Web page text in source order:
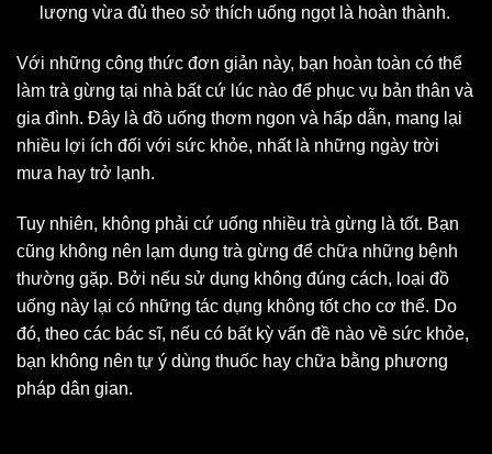
lượng vừa đủ theo sở thích uống ngọt là hoàn thành.
Với những công thức đơn giản này, bạn hoàn toàn có thể
làm trà gừng tại nhà bất cứ lúc nào để phục vụ bản thân và
gia đình. Đây là đồ uống thơm ngon và hấp dẫn, mang lại
nhiều lợi ích đối với sức khỏe, nhất là những ngày trời
mưa hay trở lạnh.
Tuy nhiên, không phải cứ uống nhiều trà gừng là tốt. Bạn
cũng không nên lạm dụng trà gừng để chữa những bệnh
thường gặp. Bởi nếu sử dụng không đúng cách, loại đồ
uống này lại có những tác dụng không tốt cho cơ thể. Do
đó, theo các bác sĩ, nếu có bất kỳ vấn đề nào về sức khỏe,
bạn không nên tự ý dùng thuốc hay chữa bằng phương
pháp dân gian.